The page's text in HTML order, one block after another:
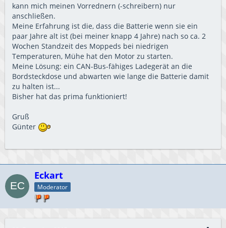
kann mich meinen Vorrednern (-schreibern) nur
anschließen.
Meine Erfahrung ist die, dass die Batterie wenn sie ein
paar Jahre alt ist (bei meiner knapp 4 Jahre) nach so ca. 2
Wochen Standzeit des Moppeds bei niedrigen
Temperaturen, Mühe hat den Motor zu starten.
Meine Lösung: ein CAN-Bus-fähiges Ladegerät an die
Bordsteckdose und abwarten wie lange die Batterie damit
zu halten ist...
Bisher hat das prima funktioniert!
Gruß
Günter
Eckart
Moderator